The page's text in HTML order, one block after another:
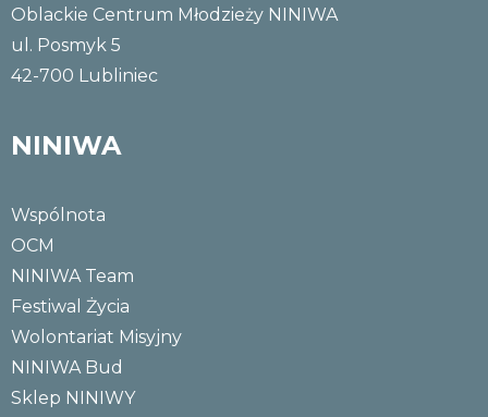
Oblackie Centrum Młodzieży NINIWA
ul. Posmyk 5
42-700 Lubliniec
NINIWA
Wspólnota
OCM
NINIWA Team
Festiwal Życia
Wolontariat Misyjny
NINIWA Bud
Sklep NINIWY